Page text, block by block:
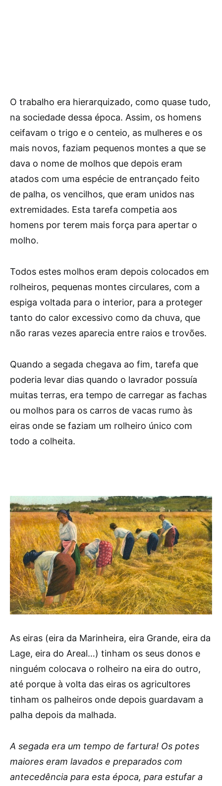
O trabalho era hierarquizado, como quase tudo,
na sociedade dessa época. Assim, os homens
ceifavam o trigo e o centeio, as mulheres e os
mais novos, faziam pequenos montes a que se
dava o nome de molhos que depois eram
atados com uma espécie de entrançado feito
de palha, os vencilhos, que eram unidos nas
extremidades. Esta tarefa competia aos
homens por terem mais força para apertar o
molho.
Todos estes molhos eram depois colocados em
rolheiros, pequenas montes circulares, com a
espiga voltada para o interior, para a proteger
tanto do calor excessivo como da chuva, que
não raras vezes aparecia entre raios e trovões.
Quando a segada chegava ao fim, tarefa que
poderia levar dias quando o lavrador possuía
muitas terras, era tempo de carregar as fachas
ou molhos para os carros de vacas rumo às
eiras onde se faziam um rolheiro único com
todo a colheita.
As eiras (eira da Marinheira, eira Grande, eira da
Lage, eira do Areal…) tinham os seus donos e
ninguém colocava o rolheiro na eira do outro,
até porque à volta das eiras os agricultores
tinham os palheiros onde depois guardavam a
palha depois da malhada.
A segada era um tempo de fartura! Os potes
maiores eram lavados e preparados com
antecedência para esta época, para estufar a